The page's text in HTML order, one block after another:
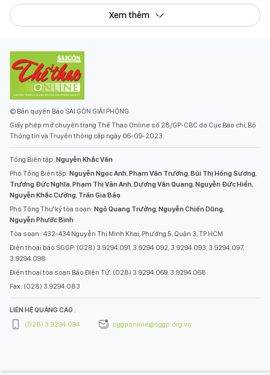
Xem thêm
© Bản quyền Báo SÀI GÒN GIẢI PHÓNG.
Giấy phép mở chuyên trang Thể Thao Online số 28/GP-CBC do Cục Báo chí, Bộ
Thông tin và Truyền thông cấp ngày 06-09-2023.
Tổng Biên tập: Nguyễn Khắc Văn
Phó Tổng Biên tập: Nguyễn Ngọc Anh Phạm Văn Trường Bùi Thị Hồng Sương
Trương Đức Nghĩa Phạm Thị Vân Anh Dương Văn Quang Nguyễn Đức Hiển
Nguyễn Khắc Cường Trần Gia Bảo
Phó Tổng Thư ký tòa soạn: Ngô Quang Trưởng Nguyễn Chiến Dũng
Nguyễn Phước Bình
Tòa soạn : 432-434 Nguyễn Thị Minh Khai, Phường 5, Quận 3, TP.HCM
Điện thoại báo SGGP: (028) 3.9294.091, 3.9294.092, 3.9294.093, 3.9294.097,
3.9294.098
Điện thoại tòa soạn Báo Điện Tử: (028) 3.9294.069, 3.9294.068
Fax: (028) 3.9294.083
LIÊN HỆ QUẢNG CÁO :
(028) 3.9294.094
sggponline@sggp.org.vn